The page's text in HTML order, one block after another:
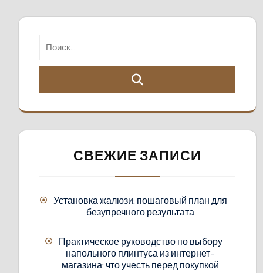
СВЕЖИЕ ЗАПИСИ
Установка жалюзи: пошаговый план для
безупречного результата
Практическое руководство по выбору
напольного плинтуса из интернет-
магазина: что учесть перед покупкой